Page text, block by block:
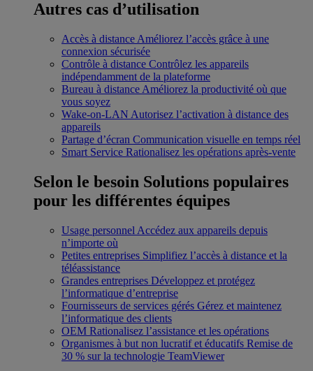
Autres cas d’utilisation
Accès à distance Améliorez l’accès grâce à une
connexion sécurisée
Contrôle à distance Contrôlez les appareils
indépendamment de la plateforme
Bureau à distance Améliorez la productivité où que
vous soyez
Wake-on-LAN Autorisez l’activation à distance des
appareils
Partage d’écran Communication visuelle en temps réel
Smart Service Rationalisez les opérations après-vente
Selon le besoin Solutions populaires
pour les différentes équipes
Usage personnel Accédez aux appareils depuis
n’importe où
Petites entreprises Simplifiez l’accès à distance et la
téléassistance
Grandes entreprises Développez et protégez
l’informatique d’entreprise
Fournisseurs de services gérés Gérez et maintenez
l’informatique des clients
OEM Rationalisez l’assistance et les opérations
Organismes à but non lucratif et éducatifs Remise de
30 % sur la technologie TeamViewer